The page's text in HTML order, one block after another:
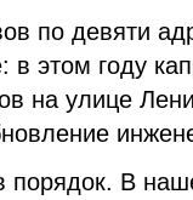
по девяти
этом году
на улице
порядок. В